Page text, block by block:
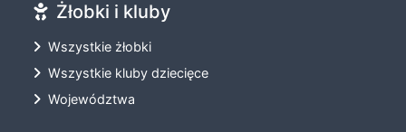
Żłobki i kluby
Wszystkie żłobki
Wszystkie kluby dziecięce
Województwa